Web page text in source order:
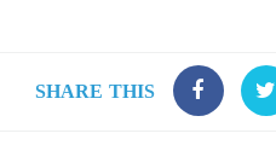
SHARE THIS